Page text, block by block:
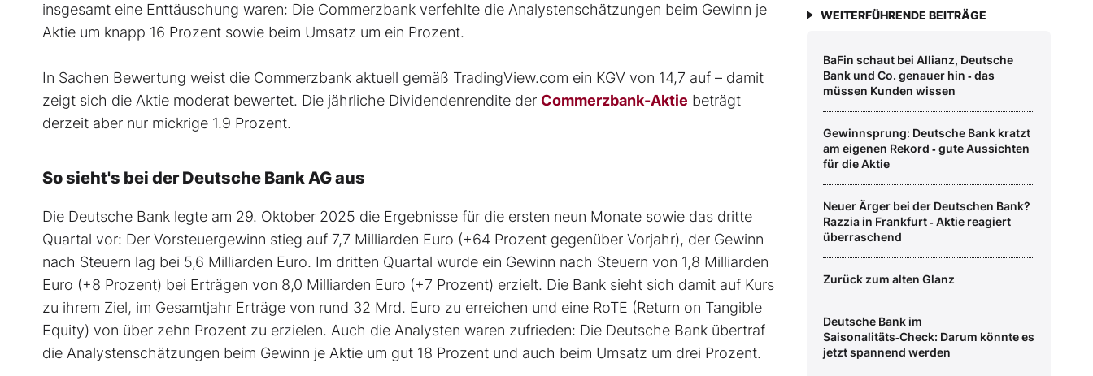
insgesamt eine Enttäuschung waren: Die Commerzbank verfehlte die Analystenschätzungen beim Gewinn je
Aktie um knapp 16 Prozent sowie beim Umsatz um ein Prozent.
In Sachen Bewertung weist die Commerzbank aktuell gemäß TradingView.com ein KGV von 14,7 auf – damit
zeigt sich die Aktie moderat bewertet. Die jährliche Dividendenrendite der Commerzbank-Aktie beträgt
derzeit aber nur mickrige 1.9 Prozent.
So sieht's bei der Deutsche Bank AG aus
Die Deutsche Bank legte am 29. Oktober 2025 die Ergebnisse für die ersten neun Monate sowie das dritte
Quartal vor: Der Vorsteuergewinn stieg auf 7,7 Milliarden Euro (+64 Prozent gegenüber Vorjahr), der Gewinn
nach Steuern lag bei 5,6 Milliarden Euro. Im dritten Quartal wurde ein Gewinn nach Steuern von 1,8 Milliarden
Euro (+8 Prozent) bei Erträgen von 8,0 Milliarden Euro (+7 Prozent) erzielt. Die Bank sieht sich damit auf Kurs
zu ihrem Ziel, im Gesamtjahr Erträge von rund 32 Mrd. Euro zu erreichen und eine RoTE (Return on Tangible
Equity) von über zehn Prozent zu erzielen. Auch die Analysten waren zufrieden: Die Deutsche Bank übertraf
die Analystenschätzungen beim Gewinn je Aktie um gut 18 Prozent und auch beim Umsatz um drei Prozent.
WEITERFÜHRENDE BEITRÄGE
BaFin schaut bei Allianz, Deutsche
Bank und Co. genauer hin ‑ das
müssen Kunden wissen
Gewinnsprung: Deutsche Bank kratzt
am eigenen Rekord ‑ gute Aussichten
für die Aktie
Neuer Ärger bei der Deutschen Bank?
Razzia in Frankfurt ‑ Aktie reagiert
überraschend
Zurück zum alten Glanz
Deutsche Bank im
Saisonalitäts‑Check: Darum könnte es
jetzt spannend werden